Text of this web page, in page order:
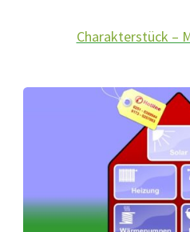
Charakterstück –